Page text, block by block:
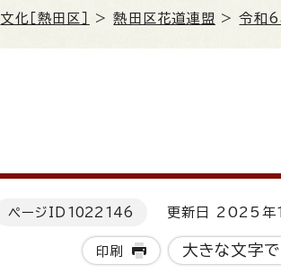
文化［熱田区］ >熱田区花道連盟 >令和
ページID 1022146 更新日 2025年
印刷 大きな文字で